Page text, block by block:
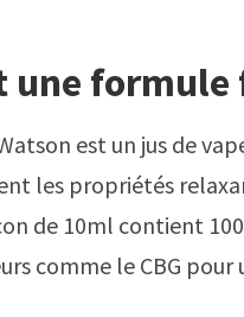
une formule
est un jus de
les propriétés
de 10ml contient
comme le CBG